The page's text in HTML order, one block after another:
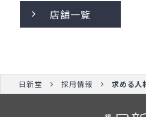
店舗一覧
日新堂 採用情報 求める人